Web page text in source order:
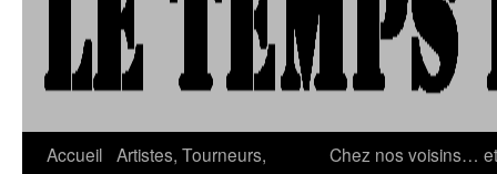
Accueil Artistes, Tourneurs,
Chez nos voisins… et